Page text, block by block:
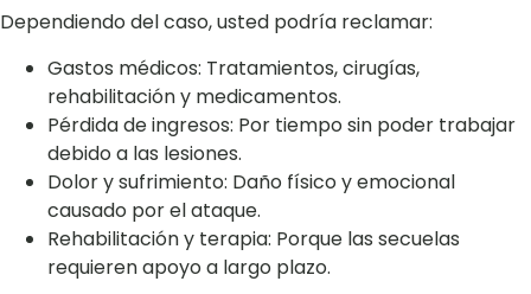
Dependiendo del caso, usted podría reclamar:
Gastos médicos: Tratamientos, cirugías,
rehabilitación y medicamentos.
Pérdida de ingresos: Por tiempo sin poder trabajar
debido a las lesiones.
Dolor y sufrimiento: Daño físico y emocional
causado por el ataque.
Rehabilitación y terapia: Porque las secuelas
requieren apoyo a largo plazo.